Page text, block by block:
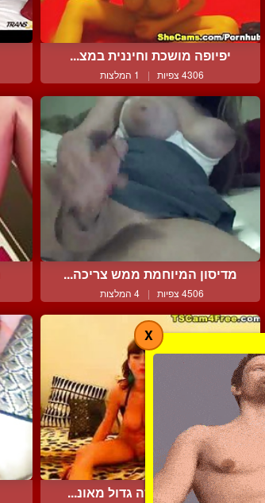
יפיופה מושכת וחיננית במצ...
4306 צפיות | 1 המלצות
מדיסון המיוחמת ממש צריכה...
4506 צפיות | 4 המלצות
טראנסית עם חזה גדול מאונ...
X